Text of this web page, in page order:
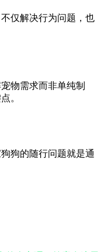
仅解决行为问题，也
物需求而非单纯制
。
狗的随行问题就是通